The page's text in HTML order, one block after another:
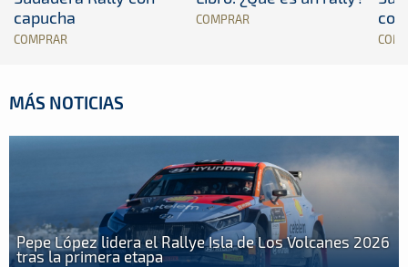
capucha
COMPRAR
COMPRAR
MÁS NOTICIAS
Pepe López lidera el Rallye Isla de Los Volcanes 2026
tras la primera etapa